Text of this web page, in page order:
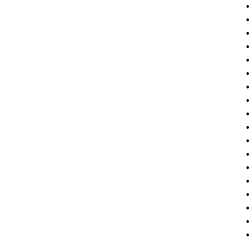
•
•
•
•
•
•
•
•
•
•
•
•
•
•
•
•
•
•